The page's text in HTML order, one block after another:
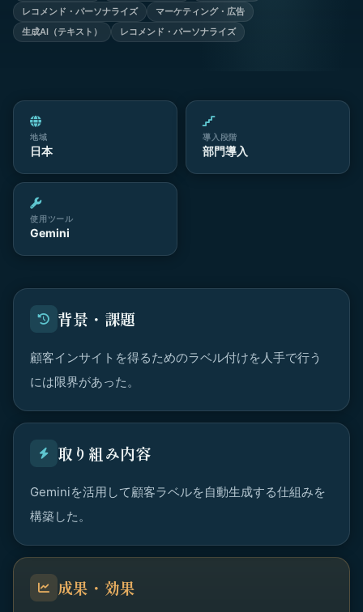
レコメンド・パーソナライズ
マーケティング・広告
生成AI（テキスト）
レコメンド・パーソナライズ
地域
日本
導入段階
部門導入
使用ツール
Gemini
背景・課題
顧客インサイトを得るためのラベル付けを人手で行う
には限界があった。
取り組み内容
Geminiを活用して顧客ラベルを自動生成する仕組みを
構築した。
成果・効果